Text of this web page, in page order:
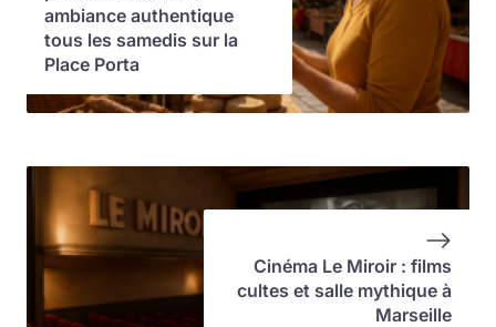
ambiance authentique
tous les samedis sur la
Place Porta
Cinéma Le Miroir : films
cultes et salle mythique à
Marseille